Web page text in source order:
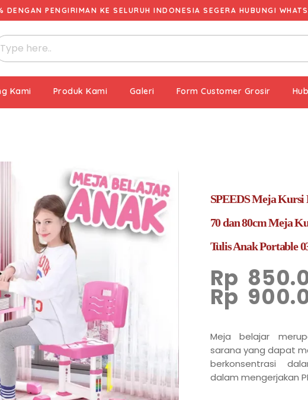
DENGAN PENGIRIMAN KE SELURUH INDONESIA SEGERA HUBUNGI
Kami Produk Kami Galeri Form Customer Grosir
SPEEDS Meja
70 dan 80cm Meja
Tulis Anak Portable
Rp
Rp
Meja belajar
sarana yang dapat
berkonsentrasi
dalam mengerjakan